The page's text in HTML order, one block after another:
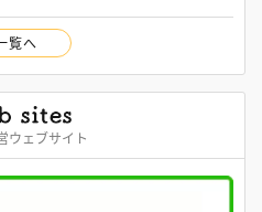
覧へ
ウェブサイト